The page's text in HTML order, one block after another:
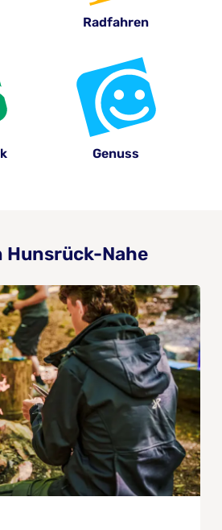
Radfahren
Genuss
Hunsrück-Nahe